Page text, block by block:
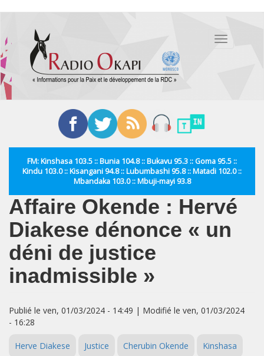
contenu
principal
Toggle
FM: Kinshasa 103.5 :: Bunia 104.8 :: Bukavu 95.3 :: Goma 95.5 ::
Kindu 103.0 :: Kisangani 94.8 :: Lubumbashi 95.8 :: Matadi 102.0 ::
Mbandaka 103.0 :: Mbuji-mayi 93.8
Affaire Okende : Hervé
Diakese dénonce « un
déni de justice
inadmissible »
Publié le ven, 01/03/2024 - 14:49 | Modifié le ven, 01/03/2024
- 16:28
Herve Diakese Justice Cherubin Okende Kinshasa